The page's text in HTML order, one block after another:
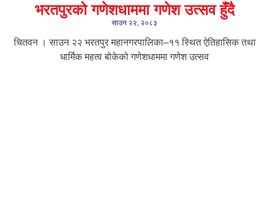
भरतपुरको गणेशधाममा गणेश उत्सव हुँदै
साउन २२, २०८३
चितवन । साउन २२ भरतपुर महानगरपालिका–११ स्थित ऐतिहासिक तथा
धार्मिक महत्व बोकेको गणेशधाममा गणेश उत्सव